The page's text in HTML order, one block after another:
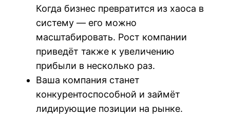
Когда бизнес превратится из хаоса в
систему — его можно
масштабировать. Рост компании
приведёт также к увеличению
прибыли в несколько раз.
Ваша компания станет
конкурентоспособной и займёт
лидирующие позиции на рынке.